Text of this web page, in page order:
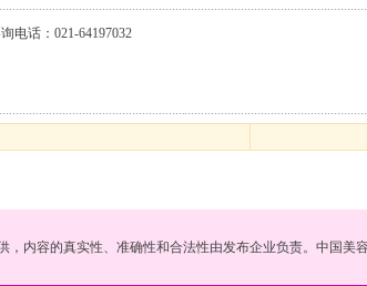
电话：021-64197032
，内容的真实性、准确性和合法性由发布企业负责。中国美